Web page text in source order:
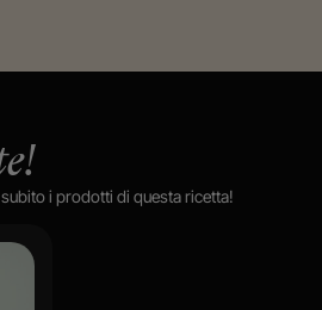
i prodotti di questa ricetta!